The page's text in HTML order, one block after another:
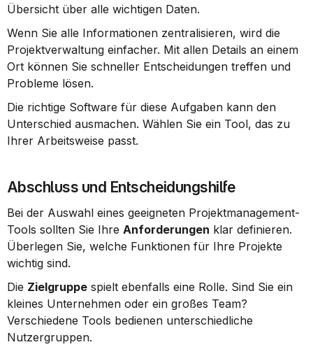
Übersicht über alle wichtigen Daten.
Wenn Sie alle Informationen zentralisieren, wird die
Projektverwaltung einfacher. Mit allen Details an einem
Ort können Sie schneller Entscheidungen treffen und
Probleme lösen.
Die richtige Software für diese Aufgaben kann den
Unterschied ausmachen. Wählen Sie ein Tool, das zu
Ihrer Arbeitsweise passt.
Abschluss und Entscheidungshilfe
Bei der Auswahl eines geeigneten Projektmanagement-
Tools sollten Sie Ihre Anforderungen klar definieren.
Überlegen Sie, welche Funktionen für Ihre Projekte
wichtig sind.
Die Zielgruppe spielt ebenfalls eine Rolle. Sind Sie ein
kleines Unternehmen oder ein großes Team?
Verschiedene Tools bedienen unterschiedliche
Nutzergruppen.